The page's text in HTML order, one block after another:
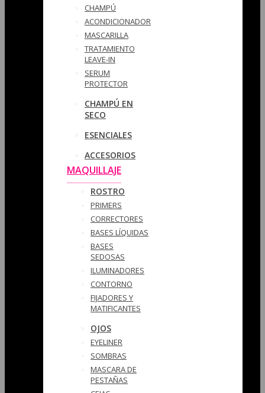
CHAMPÚ
ACONDICIONADOR
MASCARILLA
TRATAMIENTO
LEAVE-IN
SERUM
PROTECTOR
CHAMPÚ EN
SECO
ESENCIALES
ACCESORIOS
MAQUILLAJE
ROSTRO
PRIMERS
CORRECTORES
BASES LÍQUIDAS
BASES
SEDOSAS
ILUMINADORES
CONTORNO
FIJADORES Y
MATIFICANTES
OJOS
EYELINER
SOMBRAS
MASCARA DE
PESTAÑAS